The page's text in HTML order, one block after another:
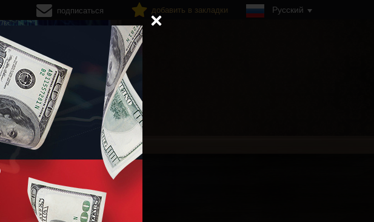
подписаться добавить в закладки Русский